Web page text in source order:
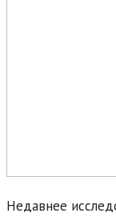
Недавнее